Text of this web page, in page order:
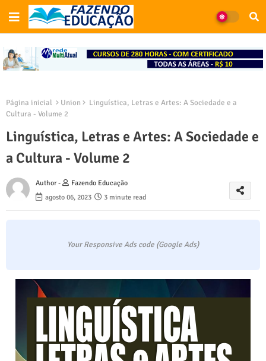
Página inicial Union
Linguística, Letras e Artes: A Sociedade e a
Cultura - Volume 2
Linguística, Letras e Artes: A Sociedade e
a Cultura - Volume 2
Author -
Fazendo Educação
agosto 06, 2023
3 minute read
Your Responsive Ads code (Google Ads)